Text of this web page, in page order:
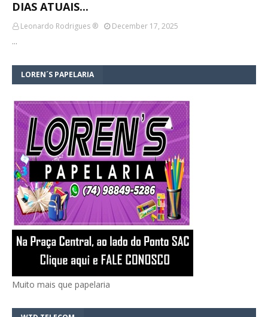
DIAS ATUAIS...
Leonardo Rodrigues ®
December 17, 2025
…
LOREN´S PAPELARIA
Muito mais que papelaria